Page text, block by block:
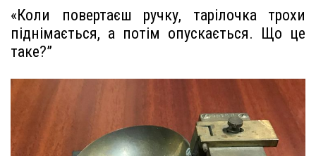
«Коли повертаєш ручку, тарілочка трохи
піднімається, а потім опускається. Що це
таке?”